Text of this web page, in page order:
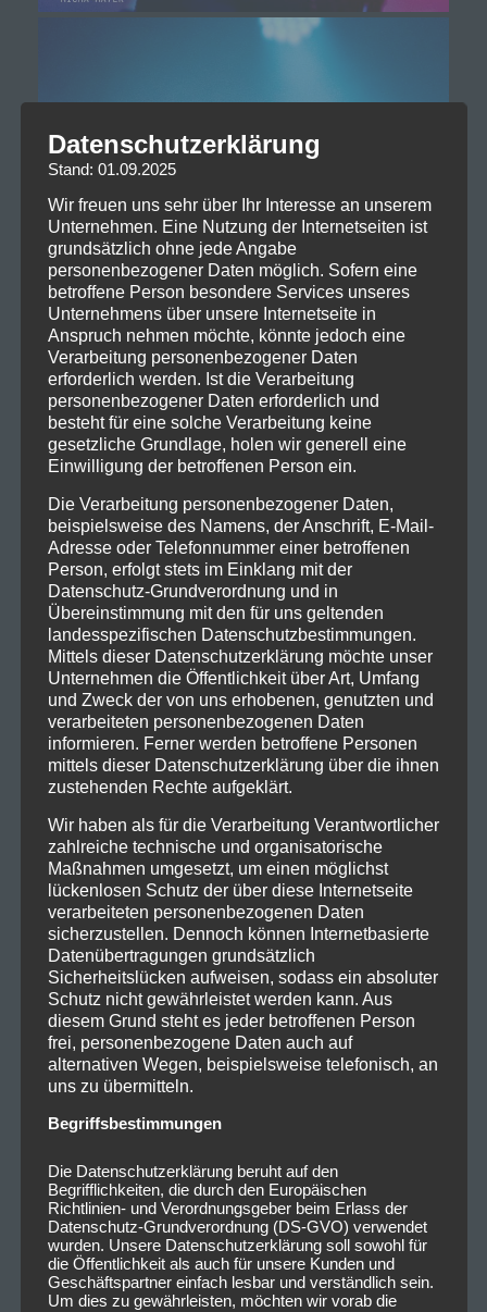
Datenschutzerklärung
Stand: 01.09.2025
Wir freuen uns sehr über Ihr Interesse an unserem
Unternehmen. Eine Nutzung der Internetseiten ist
grundsätzlich ohne jede Angabe
personenbezogener Daten möglich. Sofern eine
betroffene Person besondere Services unseres
Unternehmens über unsere Internetseite in
Anspruch nehmen möchte, könnte jedoch eine
Verarbeitung personenbezogener Daten
erforderlich werden. Ist die Verarbeitung
personenbezogener Daten erforderlich und
besteht für eine solche Verarbeitung keine
gesetzliche Grundlage, holen wir generell eine
Einwilligung der betroffenen Person ein.
Die Verarbeitung personenbezogener Daten,
beispielsweise des Namens, der Anschrift, E-Mail-
Adresse oder Telefonnummer einer betroffenen
Person, erfolgt stets im Einklang mit der
Datenschutz-Grundverordnung und in
Übereinstimmung mit den für uns geltenden
landesspezifischen Datenschutzbestimmungen.
Mittels dieser Datenschutzerklärung möchte unser
Unternehmen die Öffentlichkeit über Art, Umfang
und Zweck der von uns erhobenen, genutzten und
verarbeiteten personenbezogenen Daten
informieren. Ferner werden betroffene Personen
mittels dieser Datenschutzerklärung über die ihnen
zustehenden Rechte aufgeklärt.
Wir haben als für die Verarbeitung Verantwortlicher
zahlreiche technische und organisatorische
Maßnahmen umgesetzt, um einen möglichst
lückenlosen Schutz der über diese Internetseite
verarbeiteten personenbezogenen Daten
sicherzustellen. Dennoch können Internetbasierte
Datenübertragungen grundsätzlich
Sicherheitslücken aufweisen, sodass ein absoluter
Schutz nicht gewährleistet werden kann. Aus
diesem Grund steht es jeder betroffenen Person
frei, personenbezogene Daten auch auf
alternativen Wegen, beispielsweise telefonisch, an
uns zu übermitteln.
Begriffsbestimmungen
Die Datenschutzerklärung beruht auf den
Begrifflichkeiten, die durch den Europäischen
Richtlinien- und Verordnungsgeber beim Erlass der
Datenschutz-Grundverordnung (DS-GVO) verwendet
wurden. Unsere Datenschutzerklärung soll sowohl für
die Öffentlichkeit als auch für unsere Kunden und
Geschäftspartner einfach lesbar und verständlich sein.
Um dies zu gewährleisten, möchten wir vorab die